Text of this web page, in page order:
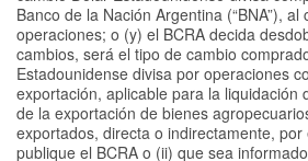
Banco de la Nación Argentina (“BNA”), al
operaciones; o (y) el BCRA decida
cambios, será el tipo de cambio
Estadounidense divisa por operaciones
exportación, aplicable para la liquidación
de la exportación de bienes
exportados, directa o indirectamente, por
publique el BCRA o (ii) que sea